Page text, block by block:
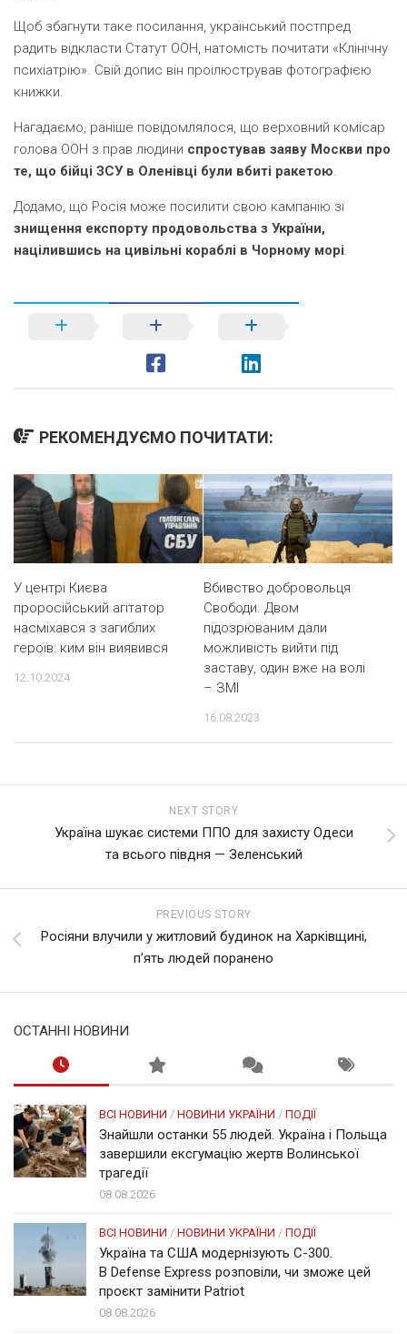
Щоб збагнути таке посилання, український постпред
радить відкласти Статут ООН, натомість почитати «Клінічну
психіатрію». Свій допис він проілюстрував фотографією
книжки.
Нагадаємо, раніше повідомлялося, що верховний комісар
голова ООН з прав людини спростував заяву Москви про
те, що бійці ЗСУ в Оленівці були вбиті ракетою.
Додамо, що Росія може посилити свою кампанію зі
знищення експорту продовольства з України,
націлившись на цивільні кораблі в Чорному морі.
РЕКОМЕНДУЄМО ПОЧИТАТИ:
У центрі Києва
проросійський агітатор
насміхався з загиблих
героїв: ким він виявився
12.10.2024
Вбивство добровольця
Свободи. Двом
підозрюваним дали
можливість вийти під
заставу, один вже на волі
– ЗМІ
16.08.2023
NEXT STORY
Україна шукає системи ППО для захисту Одеси
та всього півдня — Зеленський
PREVIOUS STORY
Росіяни влучили у житловий будинок на Харківщині,
п’ять людей поранено
ОСТАННІ НОВИНИ
ВСІ НОВИНИ / НОВИНИ УКРАЇНИ / ПОДІЇ
Знайшли останки 55 людей. Україна і Польща
завершили ексгумацію жертв Волинської
трагедії
08.08.2026
ВСІ НОВИНИ / НОВИНИ УКРАЇНИ / ПОДІЇ
Україна та США модернізують С-300.
В Defense Express розповіли, чи зможе цей
проєкт замінити Patriot
08.08.2026